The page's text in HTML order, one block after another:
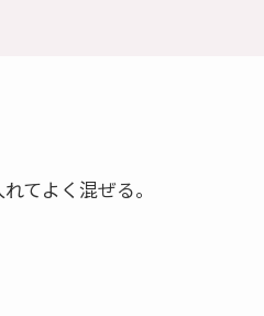
てよく混ぜる。